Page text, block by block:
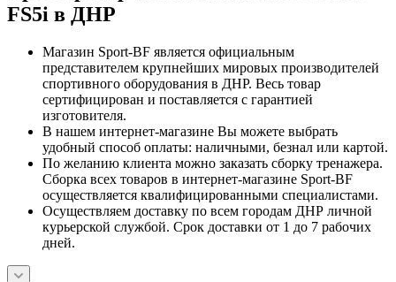
FS5i в ДНР
Магазин Sport-BF является официальным
представителем крупнейших мировых производителей
спортивного оборудования в ДНР. Весь товар
сертифицирован и поставляется с гарантией
изготовителя.
В нашем интернет-магазине Вы можете выбрать
удобный способ оплаты: наличными, безнал или картой.
По желанию клиента можно заказать сборку тренажера.
Сборка всех товаров в интернет-магазине Sport-BF
осуществляется квалифицированными специалистами.
Осуществляем доставку по всем городам ДНР личной
курьерской службой. Срок доставки от 1 до 7 рабочих
дней.